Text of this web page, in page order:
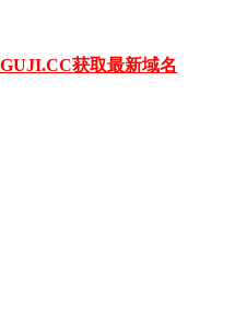
获取最新域名